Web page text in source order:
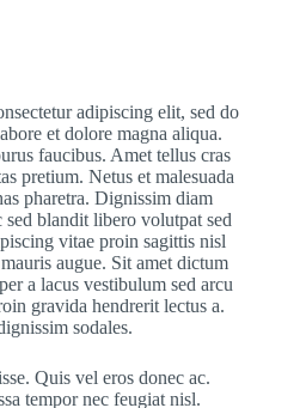
adipiscing elit, sed do
et dolore magna aliqua.
faucibus. Amet tellus cras
pretium. Netus et malesuada
pharetra. Dignissim diam
blandit libero volutpat sed
vitae proin sagittis nisl
augue. Sit amet dictum
a lacus vestibulum sed arcu
gravida hendrerit lectus a.
sodales.
Quis vel eros donec ac.
tempor nec feugiat nisl.